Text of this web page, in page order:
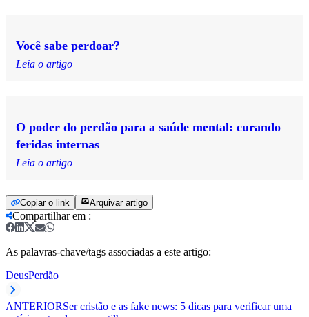
Você sabe perdoar?
Leia o artigo
O poder do perdão para a saúde mental: curando
feridas internas
Leia o artigo
Copiar o link Arquivar artigo
Compartilhar em :
As palavras-chave/tags associadas a este artigo:
DeusPerdão
ANTERIORSer cristão e as fake news: 5 dicas para verificar uma